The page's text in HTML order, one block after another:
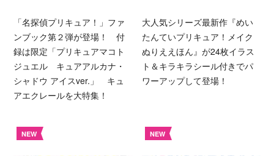
「名探偵プリキュア！」ファ
ンブック第２弾が登場！ 付
録は限定「プリキュアマコト
ジュエル キュアアルカナ・
シャドウ アイスver.」 キュ
アエクレールを大特集！
大人気シリーズ最新作『めい
たんていプリキュア！メイク
ぬりええほん』が24枚イラス
ト＆キラキラシール付きでパ
ワーアップして登場！
NEW NEW